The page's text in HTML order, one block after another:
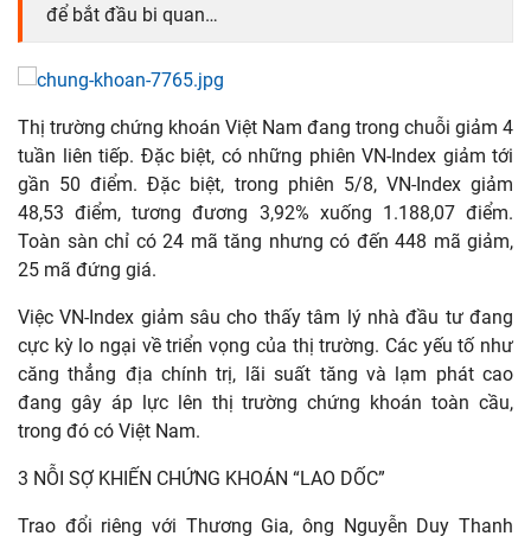
để bắt đầu bi quan…
Thị trường chứng khoán Việt Nam đang trong chuỗi giảm 4
tuần liên tiếp. Đặc biệt, có những phiên VN-Index giảm tới
gần 50 điểm. Đặc biệt, trong phiên 5/8, VN-Index giảm
48,53 điểm, tương đương 3,92% xuống 1.188,07 điểm.
Toàn sàn chỉ có 24 mã tăng nhưng có đến 448 mã giảm,
25 mã đứng giá.
Việc VN-Index giảm sâu cho thấy tâm lý nhà đầu tư đang
cực kỳ lo ngại về triển vọng của thị trường. Các yếu tố như
căng thẳng địa chính trị, lãi suất tăng và lạm phát cao
đang gây áp lực lên thị trường chứng khoán toàn cầu,
trong đó có Việt Nam.
3 NỖI SỢ KHIẾN CHỨNG KHOÁN “LAO DỐC”
Trao đổi riêng với Thương Gia, ông Nguyễn Duy Thanh